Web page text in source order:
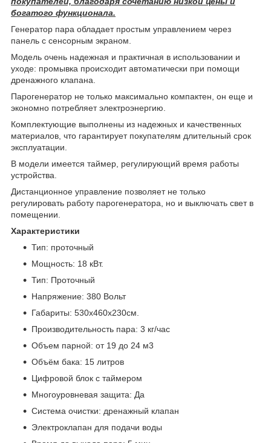
богатого функционала.
Генератор пара обладает простым управлением через
панель с сенсорным экраном.
Модель очень надежная и практичная в использовании и
уходе: промывка происходит автоматически при помощи
дренажного клапана.
Парогенератор не только максимально компактен, он еще и
экономно потребляет электроэнергию.
Комплектующие выполнены из надежных и качественных
материалов, что гарантирует покупателям длительный срок
эксплуатации.
В модели имеется таймер, регулирующий время работы
устройства.
Дистанционное управление позволяет не только
регулировать работу парогенератора, но и выключать свет в
помещении.
Характеристики
Тип: проточный
Мощность: 18 кВт.
Тип: Проточный
Напряжение: 380 Вольт
Габариты: 530x460x230см.
Производительность пара: 3 кг/час
Объем парной: от 19 до 24 м3
Объём бака: 15 литров
Цифровой блок с таймером
Многоуровневая защита: Да
Система очистки: дренажный клапан
Электроклапан для подачи воды